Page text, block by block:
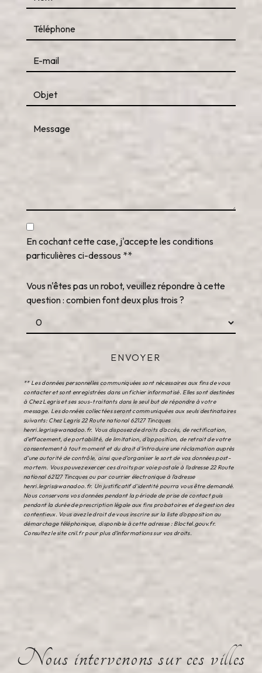
En cochant cette case, j'accepte les conditions
particulières ci-dessous **
Vous n'êtes pas un robot, veuillez répondre à cette
question : combien font deux plus trois ?
ENVOYER
** Les données personnelles communiquées sont nécessaires aux fins de vous
contacter et sont enregistrées dans un fichier informatisé. Elles sont destinées
à Chez Legris et ses sous-traitants dans le seul but de répondre à votre
message. Les données collectées seront communiquées aux seuls destinataires
suivants: Chez Legris 22 Route national 62127 Tincques
henri.legris@wanadoo.fr. Vous disposez de droits d’accès, de rectification,
d’effacement, de portabilité, de limitation, d’opposition, de retrait de votre
consentement à tout moment et du droit d’introduire une réclamation auprès
d’une autorité de contrôle, ainsi que d’organiser le sort de vos données post-
mortem. Vous pouvez exercer ces droits par voie postale à l'adresse 22 Route
national 62127 Tincques ou par courrier électronique à l'adresse
henri.legris@wanadoo.fr. Un justificatif d'identité pourra vous être demandé.
Nous conservons vos données pendant la période de prise de contact puis
pendant la durée de prescription légale aux fins probatoires et de gestion des
contentieux. Vous avez le droit de vous inscrire sur la liste d'opposition au
démarchage téléphonique, disponible à cette adresse : Bloctel.gouv.fr.
Consultez le site cnil.fr pour plus d’informations sur vos droits.
Nous intervenons sur ces villes